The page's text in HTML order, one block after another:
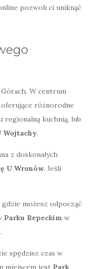
pozwoli ci uniknąć
W centrum
oferujące różnorodne
regionalną kuchnią, lub
Wojtachy.
z doskonałych
U Wronów. Jeśli
gdzie możesz odpocząć
Parku Repeckim w
spędzisz czas w
miejscem jest Park